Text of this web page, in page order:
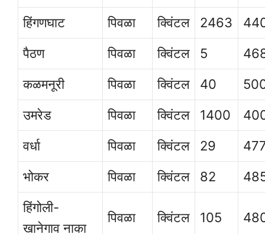
हिंगणघाट
पिवळा क्विंटल 2463
पैठण
पिवळा क्विंटल 5
कळमनूरी
पिवळा क्विंटल 40
उमरेड
पिवळा क्विंटल 1400
वर्धा
पिवळा क्विंटल 29
भोकर
पिवळा क्विंटल 82
हिंगोली-
खानेगाव नाका
पिवळा क्विंटल 105